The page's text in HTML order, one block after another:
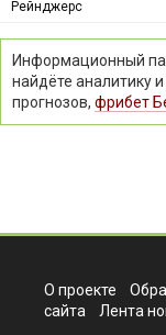
Рейнджерс
Информационный
найдёте аналитику
прогнозов, фрибет
О проекте
сайта
Лента